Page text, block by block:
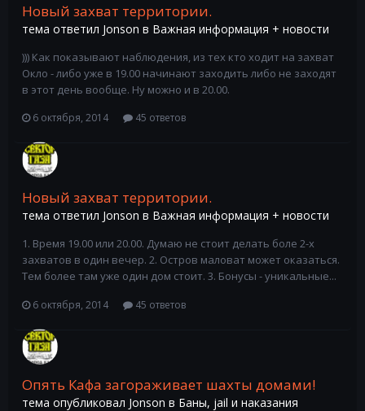
Новый захват территории.
тема ответил Jonson в Важная информация + новости
))) Как показывают наблюдения, из тех кто ходит на захват
Окло - либо уже в 19.00 начинают заходить либо не заходят
в этот день вообще. Ну можно и в 20.00.
6 октября, 2014 45 ответов
Новый захват территории.
тема ответил Jonson в Важная информация + новости
1. Время 19.00 или 20.00. Думаю не стоит делать боле 2-х
захватов в один вечер. 2. Остров маловат может оказаться.
Тем более там уже один дом стоит. 3. Бонусы - уникальные...
6 октября, 2014 45 ответов
Опять Кафа загораживает шахты домами!
тема опубликовал Jonson в Баны, jail и наказания